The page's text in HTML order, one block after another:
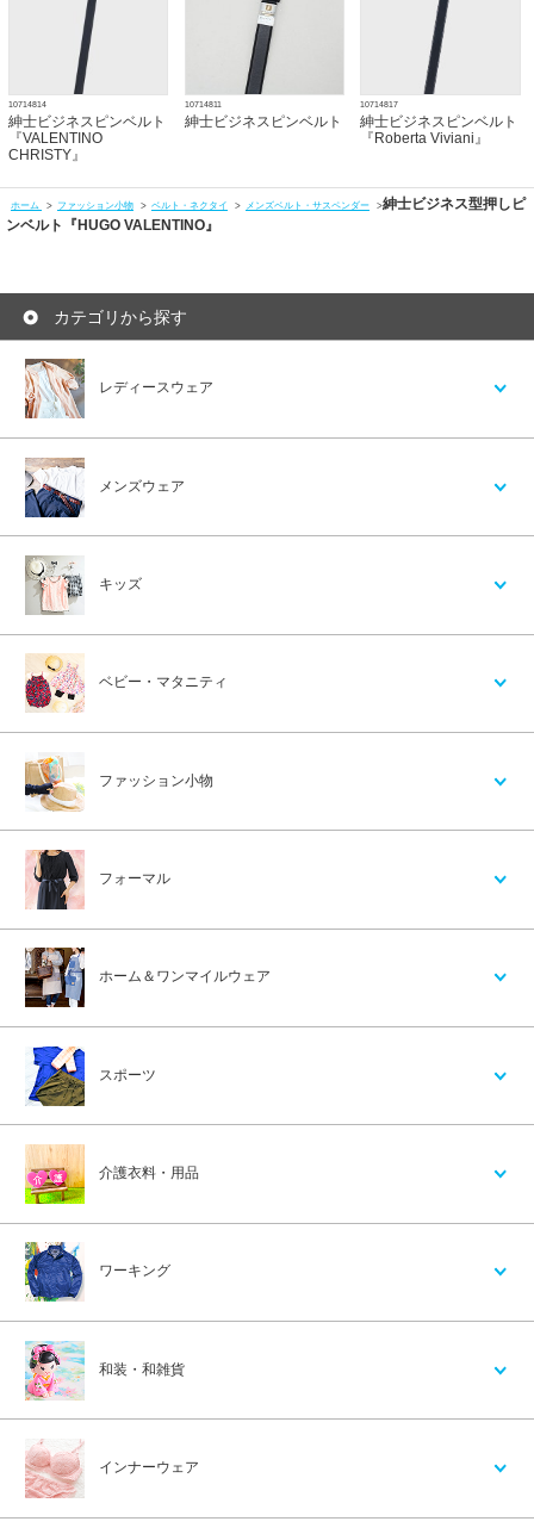
10714814
紳士ビジネスピンベルト
『VALENTINO
CHRISTY』
10714811
紳士ビジネスピンベルト
10714817
紳士ビジネスピンベルト
『Roberta Viviani』
ホーム > ファッション小物 > ベルト・ネクタイ > メンズベルト・サスペンダー >紳士ビジネス型押しピ
ンベルト『HUGO VALENTINO』
カテゴリから探す
レディースウェア
メンズウェア
キッズ
ベビー・マタニティ
ファッション小物
フォーマル
ホーム＆ワンマイルウェア
スポーツ
介護衣料・用品
ワーキング
和装・和雑貨
インナーウェア